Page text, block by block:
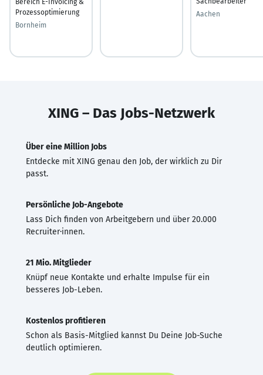
Prozessoptimierung
Bornheim
Aachen
XING – Das Jobs-Netzwerk
Über eine Million Jobs
Entdecke mit XING genau den Job, der wirklich zu Dir
passt.
Persönliche Job-Angebote
Lass Dich finden von Arbeitgebern und über 20.000
Recruiter·innen.
21 Mio. Mitglieder
Knüpf neue Kontakte und erhalte Impulse für ein
besseres Job-Leben.
Kostenlos profitieren
Schon als Basis-Mitglied kannst Du Deine Job-Suche
deutlich optimieren.